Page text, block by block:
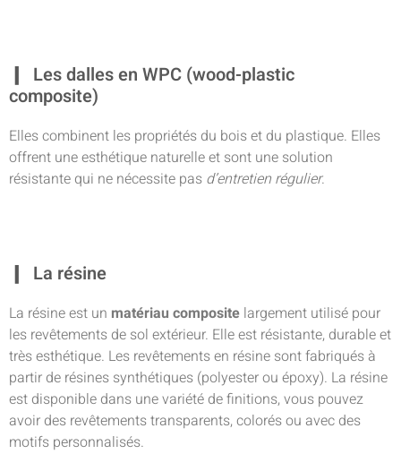
Les dalles en WPC (wood-plastic
composite)
Elles combinent les propriétés du bois et du plastique. Elles
offrent une esthétique naturelle et sont une solution
résistante qui ne nécessite pas d’entretien régulier.
La résine
La résine est un matériau composite largement utilisé pour
les revêtements de sol extérieur. Elle est résistante, durable et
très esthétique. Les revêtements en résine sont fabriqués à
partir de résines synthétiques (polyester ou époxy). La résine
est disponible dans une variété de finitions, vous pouvez
avoir des revêtements transparents, colorés ou avec des
motifs personnalisés.